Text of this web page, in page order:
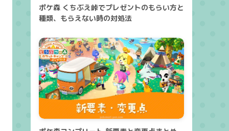
ポケ森 くちぶえ峠でプレゼントのもらい方と
種類、もらえない時の対処法